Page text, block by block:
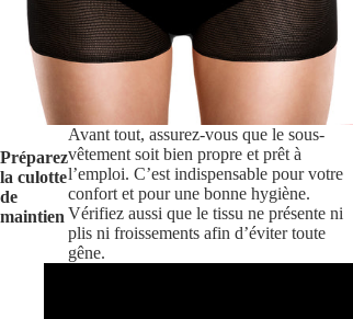
Préparez
la culotte
de
maintien
Avant tout, assurez-vous que le sous-
vêtement soit bien propre et prêt à
l’emploi. C’est indispensable pour votre
confort et pour une bonne hygiène.
Vérifiez aussi que le tissu ne présente ni
plis ni froissements afin d’éviter toute
gêne.